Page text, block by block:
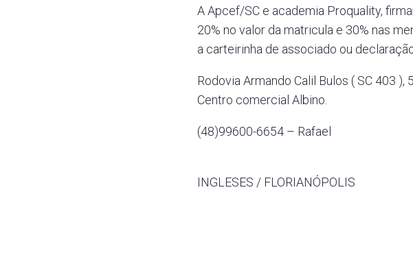
A Apcef/SC e academia Proquality,
20% no valor da matricula e 30% nas
a carteirinha de associado ou
Rodovia Armando Calil Bulos ( SC 403 ),
Centro comercial Albino.
(48)99600-6654 – Rafael
INGLESES / FLORIANÓPOLIS